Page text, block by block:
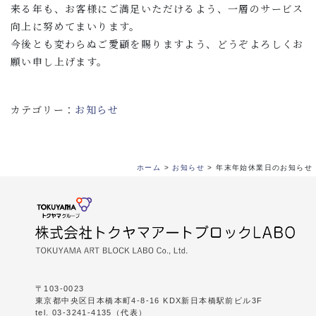
来る年も、お客様にご満足いただけるよう、一層のサービス
向上に努めてまいります。
今後とも変わらぬご愛顧を賜りますよう、どうぞよろしくお
願い申し上げます。
カテゴリー： お知らせ
ホーム > お知らせ >年末年始休業日のお知らせ
〒103-0023
東京都中央区日本橋本町4-8-16 KDX新日本橋駅前ビル3F
tel. 03-3241-4135（代表）